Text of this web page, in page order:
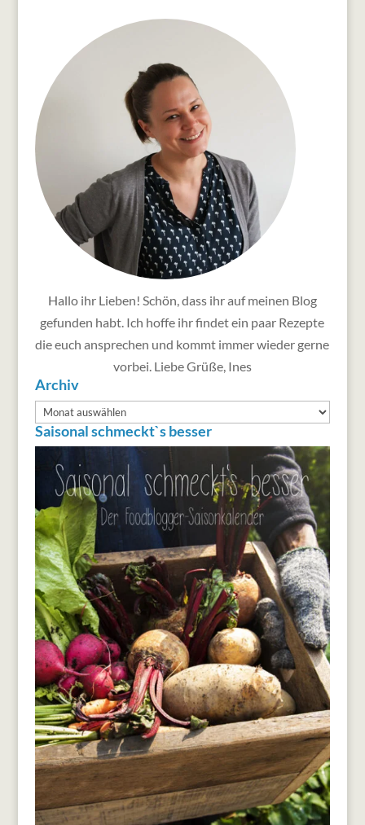
Hallo ihr Lieben! Schön, dass ihr auf meinen Blog
gefunden habt. Ich hoffe ihr findet ein paar Rezepte
die euch ansprechen und kommt immer wieder gerne
vorbei. Liebe Grüße, Ines
Archiv
Archiv
Saisonal schmeckt`s besser